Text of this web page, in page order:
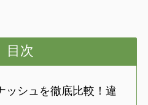
目次
ッシュを徹底比較！違